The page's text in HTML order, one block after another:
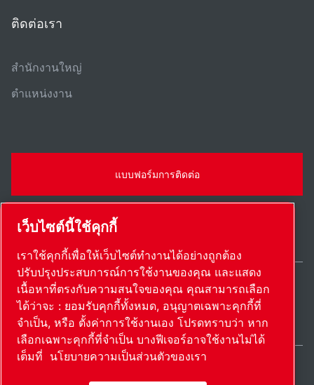
ติดต่อเรา
สํานักงานใหญ่
ตําแหน่งงาน
แบบฟอร์มการติดต่อ
แผนผังเว็บไซต์ตั้งค่าการใช้งานเอง © 2026 ลิขสิทธิ์
Thailand / TH
เว็บไซต์นี้ใช้คุกกี้
เราใช้คุกกี้เพื่อให้เว็บไซต์ทำงานได้อย่างถูกต้อง
ปรับปรุงประสบการณ์การใช้งานของคุณ และแสดง
เนื้อหาที่ตรงกับความสนใจของคุณ คุณสามารถเลือก
ได้ว่าจะ : ยอมรับคุกกี้ทั้งหมด, อนุญาตเฉพาะคุกกี้ที่
จำเป็น, หรือ ตั้งค่าการใช้งานเอง โปรดทราบว่า หาก
เลือกเฉพาะคุกกี้ที่จำเป็น บางฟีเจอร์อาจใช้งานไม่ได้
เต็มที่ นโยบายความเป็นส่วนตัวของเรา